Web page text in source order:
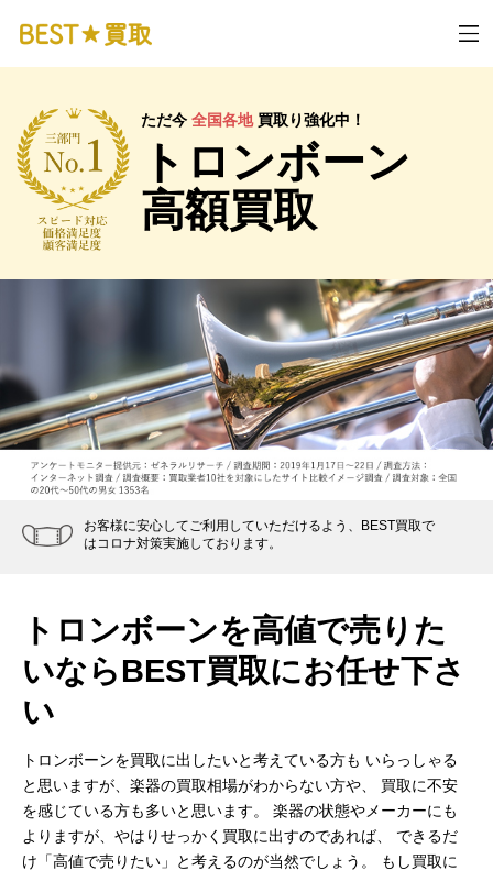
ただ今全国各地買取り強化中！
トロンボーン
高額買取
お客様に安心してご利用していただけるよう、BEST買取で
はコロナ対策実施しております。
トロンボーンを高値で売りた
いならBEST買取にお任せ下さ
い
トロンボーンを買取に出したいと考えている方も いらっしゃる
と思いますが、楽器の買取相場がわからない方や、
買取に不安
を感じている方も多いと思います。
楽器の状態やメーカーにも
よりますが、やはりせっかく買取に出すのであれば、
できるだ
け「高値で売りたい」と考えるのが当然でしょう。
もし買取に